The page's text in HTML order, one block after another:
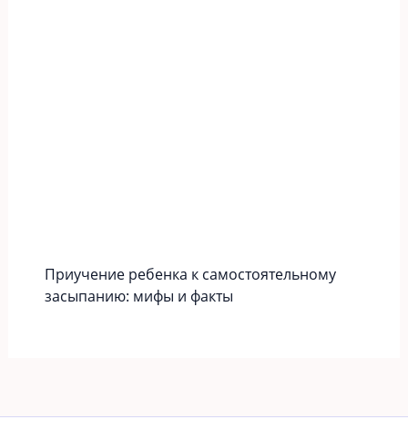
Приучение ребенка к самостоятельному
засыпанию: мифы и факты